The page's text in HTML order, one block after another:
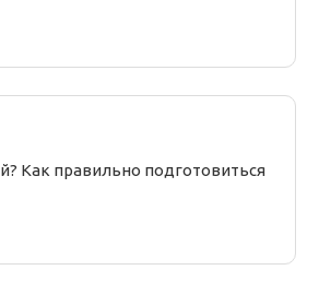
Как правильно подготовиться